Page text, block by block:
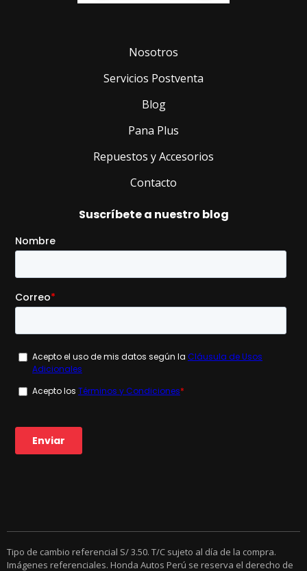
Nosotros
Servicios Postventa
Blog
Pana Plus
Repuestos y Accesorios
Contacto
Suscríbete a nuestro blog
Tipo de cambio referencial S/ 3.50. T/C sujeto al día de la compra.
Imágenes referenciales. Honda Autos Perú se reserva el derecho de